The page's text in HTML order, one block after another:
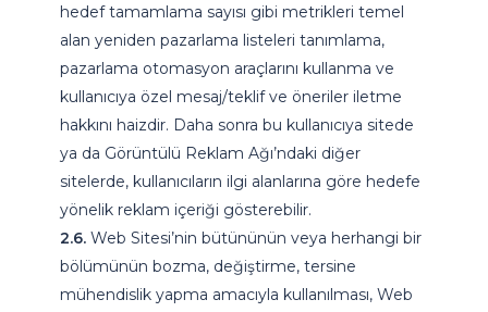
hedef tamamlama sayısı gibi metrikleri temel
alan yeniden pazarlama listeleri tanımlama,
pazarlama otomasyon araçlarını kullanma ve
kullanıcıya özel mesaj/teklif ve öneriler iletme
hakkını haizdir. Daha sonra bu kullanıcıya sitede
ya da Görüntülü Reklam Ağı’ndaki diğer
sitelerde, kullanıcıların ilgi alanlarına göre hedefe
yönelik reklam içeriği gösterebilir.
2.6. Web Sitesi’nin bütününün veya herhangi bir
bölümünün bozma, değiştirme, tersine
mühendislik yapma amacıyla kullanılması, Web